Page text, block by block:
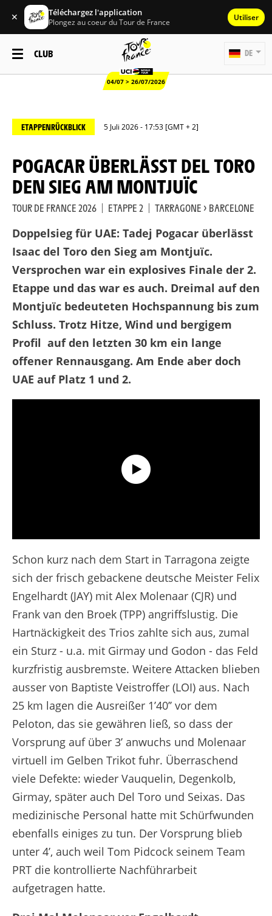
✕ Téléchargez l'application
Plongez au coeur du Tour de France Utiliser
CLUB
04/07 > 26/07/2026
DE
ETAPPENRÜCKBLICK 5 Juli 2026 - 17:53 [GMT + 2]
POGACAR ÜBERLÄSST DEL TORO
DEN SIEG AM MONTJUÏC
TOUR DE FRANCE 2026 | ETAPPE 2 | TARRAGONE > BARCELONE
Doppelsieg für UAE: Tadej Pogacar überlässt
Isaac del Toro den Sieg am Montjuïc.
Versprochen war ein explosives Finale der 2.
Etappe und das war es auch. Dreimal auf den
Montjuïc bedeuteten Hochspannung bis zum
Schluss. Trotz Hitze, Wind und bergigem
Profil auf den letzten 30 km ein lange
offener Rennausgang. Am Ende aber doch
UAE auf Platz 1 und 2.
Schon kurz nach dem Start in Tarragona zeigte
sich der frisch gebackene deutsche Meister Felix
Engelhardt (JAY) mit Alex Molenaar (CJR) und
Frank van den Broek (TPP) angriffslustig. Die
Hartnäckigkeit des Trios zahlte sich aus, zumal
ein Sturz - u.a. mit Girmay und Godon - das Feld
kurzfristig ausbremste. Weitere Attacken blieben
ausser von Baptiste Veistroffer (LOI) aus. Nach
25 km lagen die Ausreißer 1’40’’ vor dem
Peloton, das sie gewähren ließ, so dass der
Vorsprung auf über 3’ anwuchs und Molenaar
virtuell im Gelben Trikot fuhr. Überraschend
viele Defekte: wieder Vauquelin, Degenkolb,
Girmay, später auch Del Toro und Seixas. Das
medizinische Personal hatte mit Schürfwunden
ebenfalls einiges zu tun. Der Vorsprung blieb
unter 4’, auch weil Tom Pidcock seinem Team
PRT die kontrollierte Nachführarbeit
aufgetragen hatte.